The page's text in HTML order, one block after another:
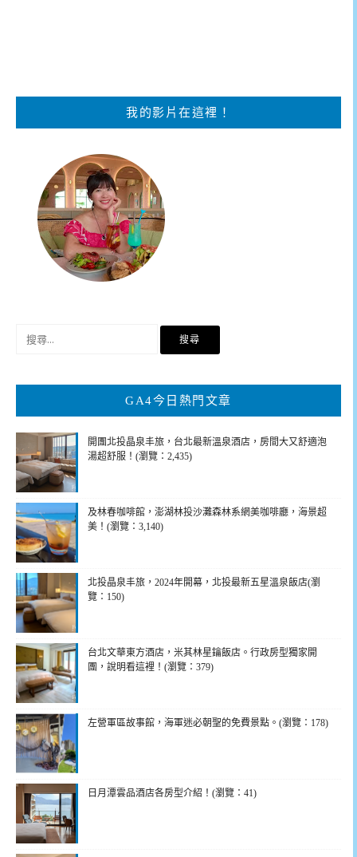
我的影片在這裡！
鍵
GA4今日熱門文章
開團北投晶泉丰旅，台北最新溫泉酒店，房間大又舒適泡
湯超舒服！(瀏覽：2,435)
及林春咖啡館，澎湖林投沙灘森林系網美咖啡廳，海景超
美！(瀏覽：3,140)
北投晶泉丰旅，2024年開幕，北投最新五星溫泉飯店(瀏
覽：150)
台北文華東方酒店，米其林星鑰飯店。行政房型獨家開
團，說明看這裡！(瀏覽：379)
左營軍區故事館，海軍迷必朝聖的免費景點。(瀏覽：178)
日月潭雲品酒店各房型介紹！(瀏覽：41)